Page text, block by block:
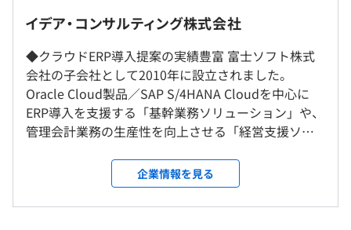
～8割が在宅勤務です。
※お客様先プロジェクト参画により、顧客訪問（週1回程
度）あり。
＜転勤＞
＜給与補足＞
予定年収はあくまでも目安の金額であり、選考を通じて上
下する可能性があります。
は年収提示額を保証するものではありません）
イデア・コンサルティング株式会社
◆クラウドERP導入提案の実績豊富 富士ソフト株式
会社の子会社として2010年に設立されました。
Oracle Cloud製品／SAP S/4HANA Cloudを中心に
ERP導入を支援する「基幹業務ソリューション」や、
管理会計業務の生産性を向上させる「経営支援ソリ
まで一気通貫の体制が強みです。 ◆リーディングカ
ンパニーを目指す ERPを専門に扱うITコンサルティ
ング会社として、富士ソフトグループの中で独自性
企業情報を見る